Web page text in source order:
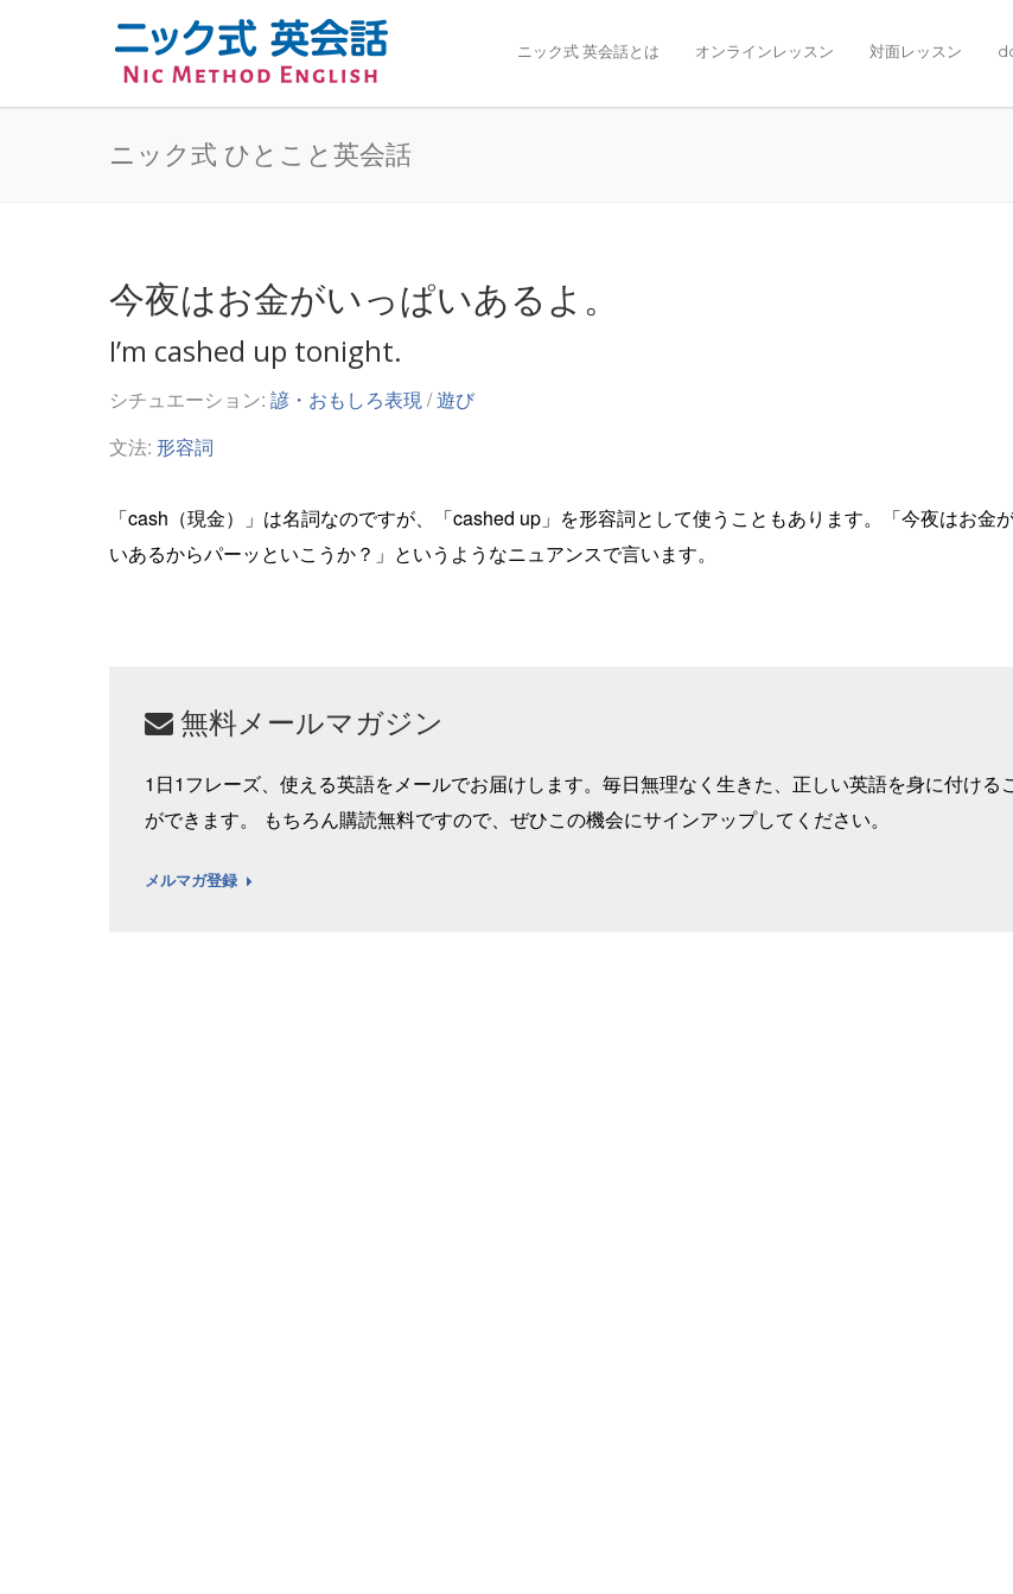
ニック式 英会話とは オンラインレッスン 対面レッスン
ニック式 ひとこと英会話
今夜はお金がいっぱいあるよ。
I’m cashed up tonight.
シチュエーション: 諺・おもしろ表現/遊び
文法: 形容詞
「cash（現金）」は名詞なのですが、「cashed up」を形容詞として使うこともあります。「今夜はお金
いあるからパーッといこうか？」というようなニュアンスで言います。
無料メールマガジン
1日1フレーズ、使える英語をメールでお届けします。毎日無理なく生きた、正しい英語を身に付ける
ができます。 もちろん購読無料ですので、ぜひこの機会にサインアップしてください。
メルマガ登録